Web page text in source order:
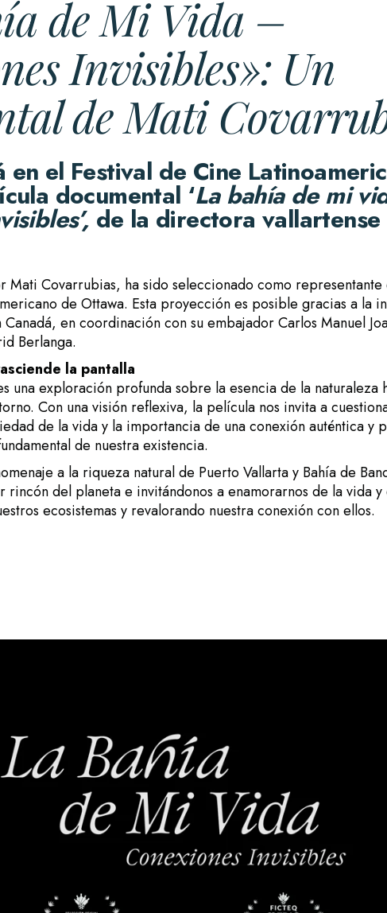
de Mi Vida –
Invisibles»: Un
de Mati
en el Festival de Cine
documental ‘La bahía de mi
de la directora
Mati Covarrubias, ha sido seleccionado como
de Ottawa. Esta proyección es posible gracias a la
en coordinación con su embajador Carlos Manuel
Berlanga.
la pantalla
una exploración profunda sobre la esencia de la naturaleza
Con una visión reflexiva, la película nos invita a
de la vida y la importancia de una conexión auténtica y
de nuestra existencia.
a la riqueza natural de Puerto Vallarta y Bahía de
rincón del planeta e invitándonos a enamorarnos de la vida
ecosistemas y revalorando nuestra conexión con ellos.